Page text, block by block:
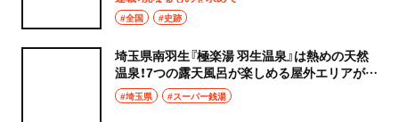
#全国 #史跡
埼玉県南羽生『極楽湯 羽生温泉』は熱めの天然
温泉！7つの露天風呂が楽しめる屋外エリアが魅
力的
#埼玉県 #スーパー銭湯